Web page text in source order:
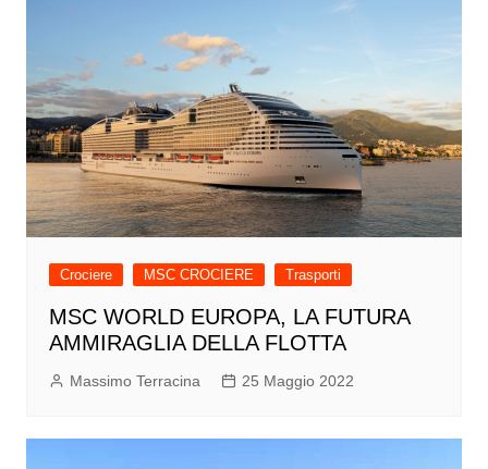
Crociere MSC CROCIERE Trasporti
MSC WORLD EUROPA, LA FUTURA
AMMIRAGLIA DELLA FLOTTA
Massimo Terracina 25 Maggio 2022